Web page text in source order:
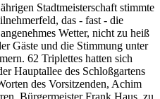
Stadtmeisterschaft stimmte
das - fast - die
Wetter, nicht zu heiß
Gäste und die Stimmung unter
62 Triplettes hatten sich
Hauptallee des Schloßgartens
des Vorsitzenden, Achim
Bürgermeister Frank Haus, zu